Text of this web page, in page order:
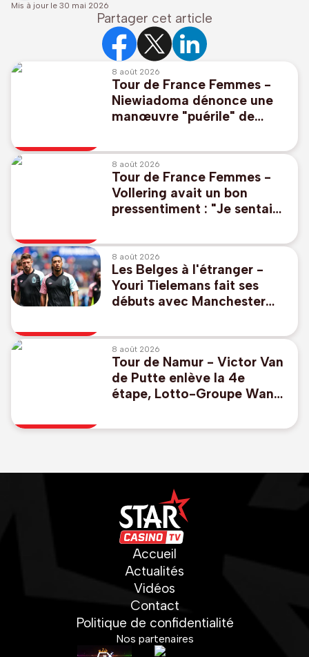
Mis à jour le 30 mai 2026
Partager cet article
8 août 2026
Tour de France Femmes -
Niewiadoma dénonce une
manœuvre "puérile" de
respect"
8 août 2026
Tour de France Femmes -
Vollering avait un bon
pressentiment : "Je sentais
maillot jaune"
8 août 2026
Les Belges à l'étranger -
Youri Tielemans fait ses
débuts avec Manchester
amical face au PSG
8 août 2026
Tour de Namur - Victor Van
de Putte enlève la 4e
étape, Lotto-Groupe Wanty
Accueil
Actualités
Vidéos
Contact
Politique de confidentialité
Nos partenaires